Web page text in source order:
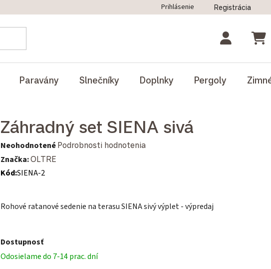
Odstúpenie od zmluvy
Prihlásenie Registrácia
Paravány Slnečníky Doplnky Pergoly
Záhradný set SIENA sivá
Priemerné hodnotenie produktu je 0,0 z 5 hviezdičiek.
Neohodnotené Podrobnosti hodnotenia
Značka:OLTRE
Kód:SIENA-2
Rohové ratanové sedenie na terasu SIENA sivý výplet - výpredaj
Dostupnosť
Odosielame do 7-14 prac. dní